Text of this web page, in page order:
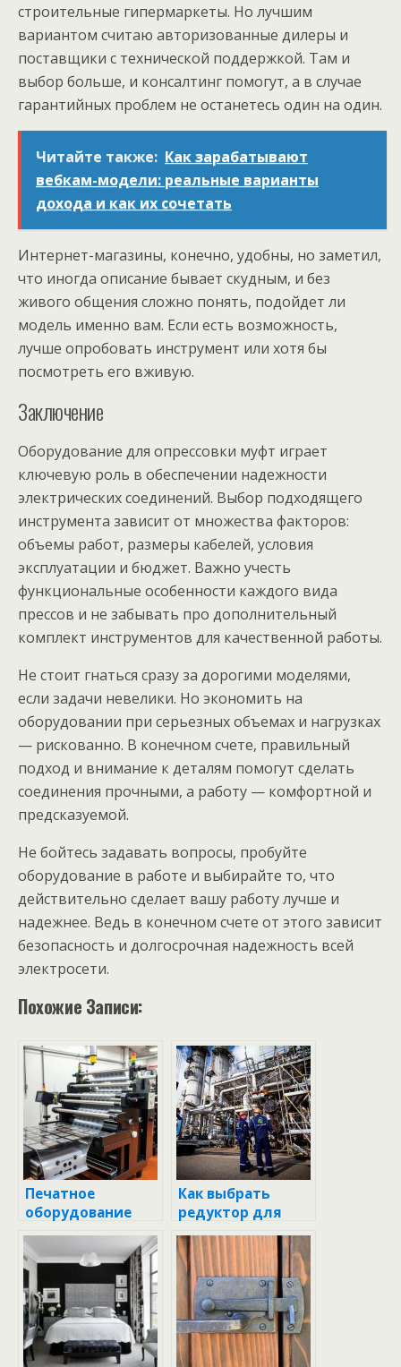
строительные гипермаркеты. Но лучшим
вариантом считаю авторизованные дилеры и
поставщики с технической поддержкой. Там и
выбор больше, и консалтинг помогут, а в случае
гарантийных проблем не останетесь один на один.
Читайте также: Как зарабатывают
вебкам-модели: реальные варианты
дохода и как их сочетать
Интернет-магазины, конечно, удобны, но заметил,
что иногда описание бывает скудным, и без
живого общения сложно понять, подойдет ли
модель именно вам. Если есть возможность,
лучше опробовать инструмент или хотя бы
посмотреть его вживую.
Заключение
Оборудование для опрессовки муфт играет
ключевую роль в обеспечении надежности
электрических соединений. Выбор подходящего
инструмента зависит от множества факторов:
объемы работ, размеры кабелей, условия
эксплуатации и бюджет. Важно учесть
функциональные особенности каждого вида
прессов и не забывать про дополнительный
комплект инструментов для качественной работы.
Не стоит гнаться сразу за дорогими моделями,
если задачи невелики. Но экономить на
оборудовании при серьезных объемах и нагрузках
— рискованно. В конечном счете, правильный
подход и внимание к деталям помогут сделать
соединения прочными, а работу — комфортной и
предсказуемой.
Не бойтесь задавать вопросы, пробуйте
оборудование в работе и выбирайте то, что
действительно сделает вашу работу лучше и
надежнее. Ведь в конечном счете от этого зависит
безопасность и долгосрочная надежность всей
электросети.
Похожие Записи:
Печатное
оборудование
для пленки: как
выбрать и что
нужно знать
Как выбрать
редуктор для
газового баллона
пропан: всё, что
нужно знать